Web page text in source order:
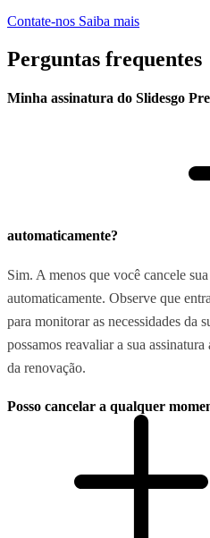
Contate-nos Saiba mais
Perguntas frequentes
Minha assinatura do Slidesgo
automaticamente?
Sim. A menos que você cancele
automaticamente. Observe que
para monitorar as necessidades da
possamos reavaliar a sua
da renovação.
Posso cancelar a qualquer